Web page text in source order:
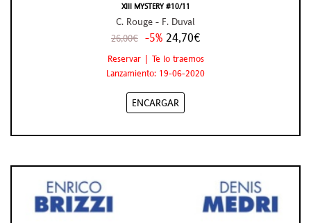
XIII MYSTERY #10/11
C. Rouge - F. Duval
26,00€ -5% 24,70€
Reservar | Te lo traemos
Lanzamiento: 19-06-2020
ENCARGAR